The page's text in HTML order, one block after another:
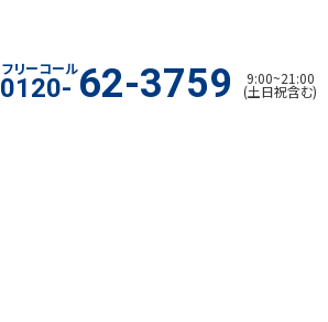
フリーコール
0120- 62-3759 9:00~21:00
(土日祝含む)